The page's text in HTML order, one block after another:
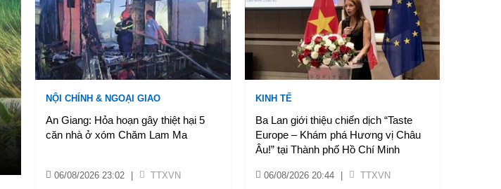
NỘI CHÍNH & NGOẠI GIAO
An Giang: Hỏa hoạn gây thiệt hại 5
căn nhà ở xóm Chăm Lam Ma
06/08/2026 23:02 TTXVN
KINH TẾ
Ba Lan giới thiệu chiến dịch “Taste
Europe – Khám phá Hương vị Châu
Âu!” tại Thành phố Hồ Chí Minh
06/08/2026 20:44 TTXVN